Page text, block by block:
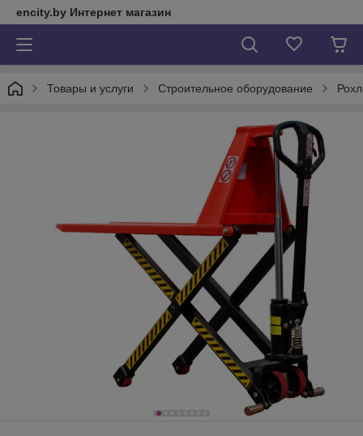
encity.by Интернет магазин
Товары и услуги Строительное оборудование